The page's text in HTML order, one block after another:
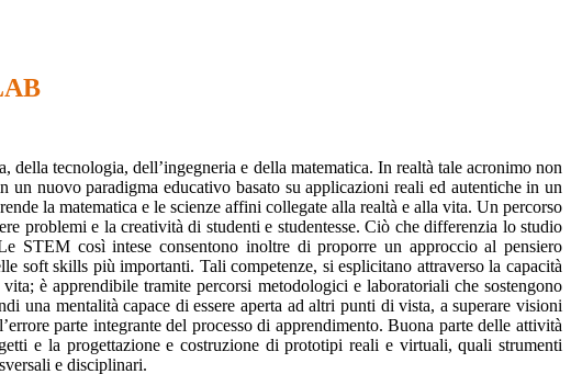
tecnologia, dell’ingegneria e della matematica. In realtà tale acronimo non
nuovo paradigma educativo basato su applicazioni reali ed autentiche in un
la matematica e le scienze affini collegate alla realtà e alla vita. Un percorso
problemi e la creatività di studenti e studentesse. Ciò che differenzia lo studio
STEM così intese consentono inoltre di proporre un approccio al pensiero
soft skills più importanti. Tali competenze, si esplicitano attraverso la capacità
è apprendibile tramite percorsi metodologici e laboratoriali che sostengono
una mentalità capace di essere aperta ad altri punti di vista, a superare visioni
parte integrante del processo di apprendimento. Buona parte delle attività
e la progettazione e costruzione di prototipi reali e virtuali, quali strumenti
e disciplinari.